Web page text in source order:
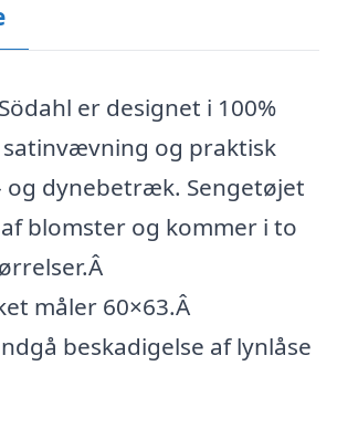
er designet i 100%
og praktisk
og dynebetræk. Sengetøjet
blomster og kommer i to
måler 60×63.Â
beskadigelse af lynlåse